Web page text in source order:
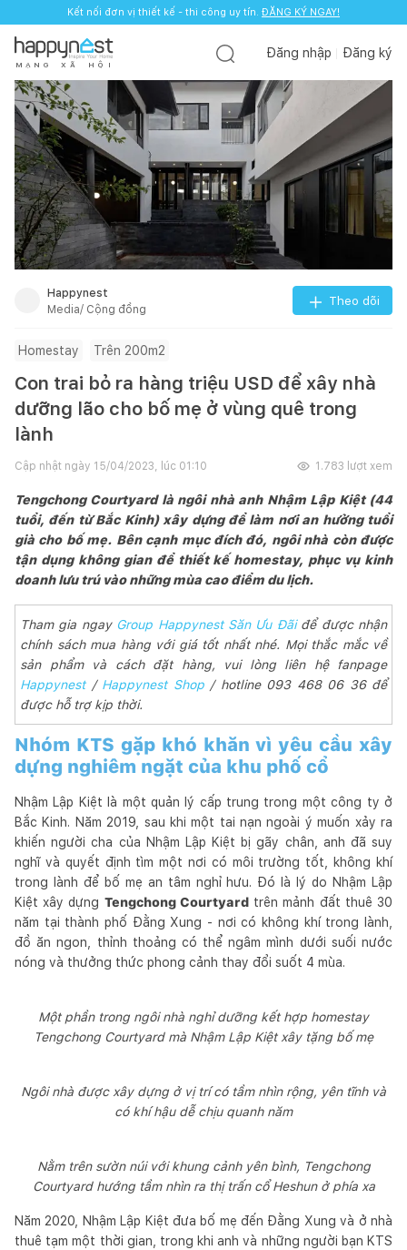
Kết nối đơn vị thiết kế - thi công uy tín. ĐĂNG KÝ NGAY!
M Ạ N G X Ã H Ộ I
Đăng nhập Đăng ký
Happynest
Media/ Cộng đồng
Theo dõi
Homestay Trên 200m2
Con trai bỏ ra hàng triệu USD để xây nhà
dưỡng lão cho bố mẹ ở vùng quê trong
lành
Cập nhật ngày 15/04/2023, lúc 01:10 1.783 lượt xem
Tengchong Courtyard là ngôi nhà anh Nhậm Lập Kiệt (44
tuổi, đến từ Bắc Kinh) xây dựng để làm nơi an hưởng tuổi
già cho bố mẹ. Bên cạnh mục đích đó, ngôi nhà còn được
tận dụng không gian để thiết kế homestay, phục vụ kinh
doanh lưu trú vào những mùa cao điểm du lịch.
Tham gia ngay Group Happynest Săn Ưu Đãi để được nhận
chính sách mua hàng với giá tốt nhất nhé. Mọi thắc mắc về
sản phẩm và cách đặt hàng, vui lòng liên hệ fanpage
Happynest/ Happynest Shop/ hotline 093 468 06 36 để
được hỗ trợ kịp thời.
Nhóm KTS gặp khó khăn vì yêu cầu xây
dựng nghiêm ngặt của khu phố cổ
Nhậm Lập Kiệt là một quản lý cấp trung trong một công ty ở
Bắc Kinh. Năm 2019, sau khi một tai nạn ngoài ý muốn xảy ra
khiến người cha của Nhậm Lập Kiệt bị gãy chân, anh đã suy
nghĩ và quyết định tìm một nơi có môi trường tốt, không khí
trong lành để bố mẹ an tâm nghỉ hưu. Đó là lý do Nhậm Lập
Kiệt xây dựng Tengchong Courtyardtrên mảnh đất thuê 30
năm tại thành phố Đằng Xung - nơi có không khí trong lành,
đồ ăn ngon, thỉnh thoảng có thể ngâm mình dưới suối nước
nóng và thưởng thức phong cảnh thay đổi suốt 4 mùa.
Một phần trong ngôi nhà nghỉ dưỡng kết hợp homestay
Tengchong Courtyard mà Nhậm Lập Kiệt xây tặng bố mẹ
Ngôi nhà được xây dựng ở vị trí có tầm nhìn rộng, yên tĩnh và
có khí hậu dễ chịu quanh năm
Nằm trên sườn núi với khung cảnh yên bình, Tengchong
Courtyard hướng tầm nhìn ra thị trấn cổ Heshun ở phía xa
Năm 2020, Nhậm Lập Kiệt đưa bố mẹ đến Đằng Xung và ở nhà
thuê tạm một thời gian, trong khi anh và những người bạn KTS